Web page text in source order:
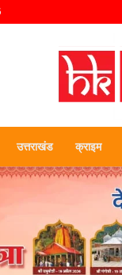
उत्तराखंड क्राइम